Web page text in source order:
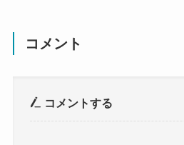
コメント
コメントする